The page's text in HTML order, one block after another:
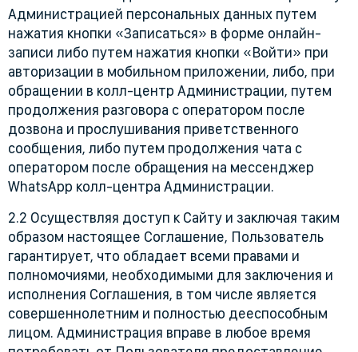
Администрацией персональных данных путем
нажатия кнопки «Записаться» в форме онлайн-
записи либо путем нажатия кнопки «Войти» при
авторизации в мобильном приложении, либо, при
обращении в колл-центр Администрации, путем
продолжения разговора с оператором после
дозвона и прослушивания приветственного
сообщения, либо путем продолжения чата с
оператором после обращения на мессенджер
WhatsApp колл-центра Администрации.
2.2 Осуществляя доступ к Сайту и заключая таким
образом настоящее Соглашение, Пользователь
гарантирует, что обладает всеми правами и
полномочиями, необходимыми для заключения и
исполнения Соглашения, в том числе является
совершеннолетним и полностью дееспособным
лицом. Администрация вправе в любое время